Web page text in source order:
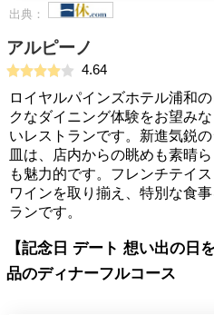
出典：
アルピーノ
4.64
ロイヤルパインズホテル浦和
クなダイニング体験をお望み
いレストランです。新進気鋭
皿は、店内からの眺めも素晴
も魅力的です。フレンチテイ
ワインを取り揃え、特別な食
ランです。
【記念日 デート 想い出の日
品のディナーフルコース